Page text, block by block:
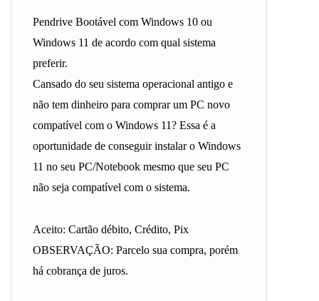
Pendrive Bootável com Windows 10 ou
Windows 11 de acordo com qual sistema
preferir.
Cansado do seu sistema operacional antigo e
não tem dinheiro para comprar um PC novo
compatível com o Windows 11? Essa é a
oportunidade de conseguir instalar o Windows
11 no seu PC/Notebook mesmo que seu PC
não seja compatível com o sistema.
Aceito: Cartão débito, Crédito, Pix
OBSERVAÇÃO: Parcelo sua compra, porém
há cobrança de juros.